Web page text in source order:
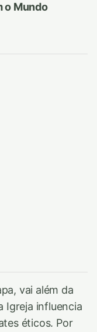
o Mundo
vai além da
Igreja influencia
éticos. Por